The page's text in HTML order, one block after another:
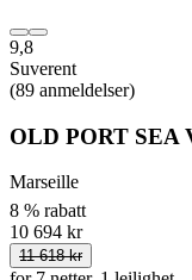
9,8
Suverent
(89 anmeldelser)
OLD PORT SEA
Marseille
8 % rabatt
10 694 kr
11 618 kr